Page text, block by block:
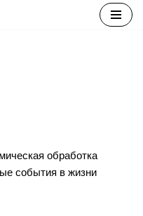
обработка
события в жизни